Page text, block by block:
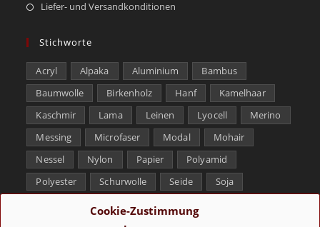
Cookie-Zustimmung
Liefer- und Versandkonditionen
Stichworte
Acryl Alpaka Aluminium
Bambus
Baumwolle
Birkenholz Hanf
Kamelhaar
Kaschmir
Lama Leinen Lyocell
Merino
Messing
Microfaser Modal
Mohair
Nessel
Nylon Papier
Polyamid
Polyester
Schurwolle Seide
Soja
Tencel